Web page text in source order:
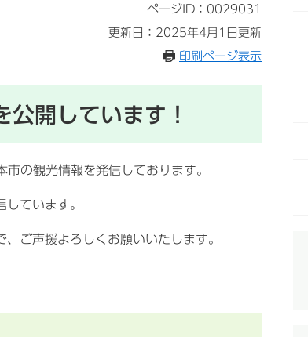
ページID：0029031
更新日：2025年4月1日更新
印刷ページ表示
開しています！
の観光情報を発信しております。
ています。
ご声援よろしくお願いいたします。